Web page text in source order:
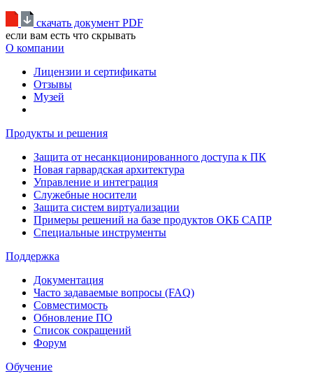
скачать документ PDF
если вам есть что скрывать
О компании
Лицензии и сертификаты
Отзывы
Музей
Продукты и решения
Защита от несанкционированного доступа к ПК
Новая гарвардская архитектура
Управление и интеграция
Служебные носители
Защита систем виртуализации
Примеры решений на базе продуктов ОКБ САПР
Специальные инструменты
Поддержка
Документация
Часто задаваемые вопросы (FAQ)
Совместимость
Обновление ПО
Список сокращений
Форум
Обучение